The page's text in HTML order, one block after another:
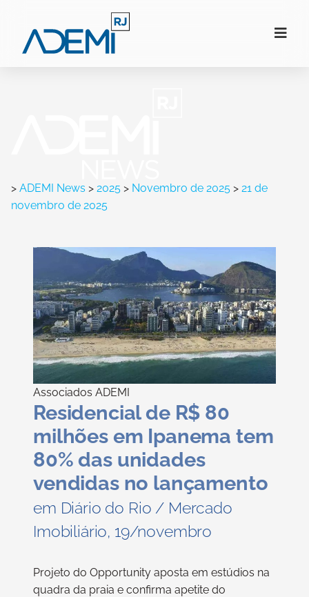
> ADEMI News > 2025 > Novembro de 2025 > 21 de
novembro de 2025
Associados ADEMI
Residencial de R$ 80
milhões em Ipanema tem
80% das unidades
vendidas no lançamento
em Diário do Rio / Mercado
Imobiliário, 19/novembro
Projeto do Opportunity aposta em estúdios na
quadra da praia e confirma apetite do